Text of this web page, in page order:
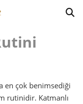
en çok benimsediği
rutinidir. Katmanlı